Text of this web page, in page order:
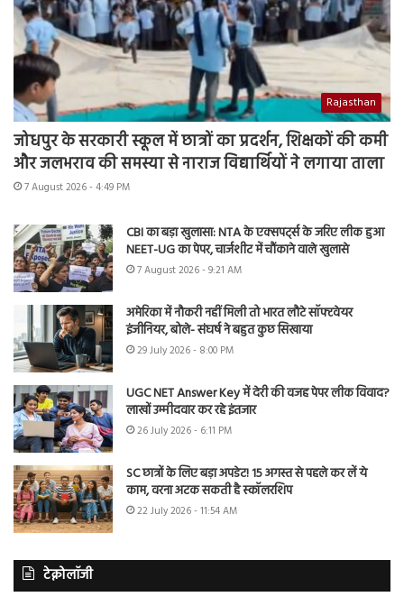
Rajasthan
जोधपुर के सरकारी स्कूल में छात्रों का प्रदर्शन, शिक्षकों की कमी
और जलभराव की समस्या से नाराज विद्यार्थियों ने लगाया ताला
7 August 2026 - 4:49 PM
CBI का बड़ा खुलासा: NTA के एक्सपर्ट्स के जरिए लीक हुआ
NEET-UG का पेपर, चार्जशीट में चौंकाने वाले खुलासे
7 August 2026 - 9:21 AM
अमेरिका में नौकरी नहीं मिली तो भारत लौटे सॉफ्टवेयर
इंजीनियर, बोले- संघर्ष ने बहुत कुछ सिखाया
29 July 2026 - 8:00 PM
UGC NET Answer Key में देरी की वजह पेपर लीक विवाद?
लाखों उम्मीदवार कर रहे इंतजार
26 July 2026 - 6:11 PM
SC छात्रों के लिए बड़ा अपडेट! 15 अगस्त से पहले कर लें ये
काम, वरना अटक सकती है स्कॉलरशिप
22 July 2026 - 11:54 AM
टेक्नोलॉजी